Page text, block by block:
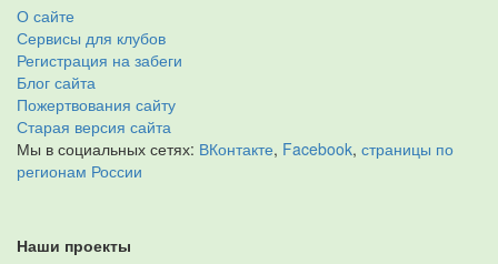
О сайте
Сервисы для клубов
Регистрация на забеги
Блог сайта
Пожертвования сайту
Старая версия сайта
Мы в социальных сетях: ВКонтакте, Facebook, страницы по
регионам России
Наши проекты